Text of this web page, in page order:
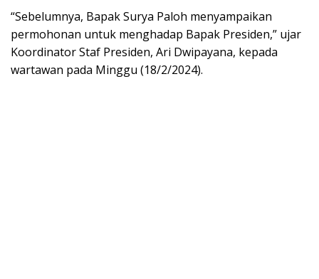
“Sebelumnya, Bapak Surya Paloh menyampaikan
permohonan untuk menghadap Bapak Presiden,” ujar
Koordinator Staf Presiden, Ari Dwipayana, kepada
wartawan pada Minggu (18/2/2024).